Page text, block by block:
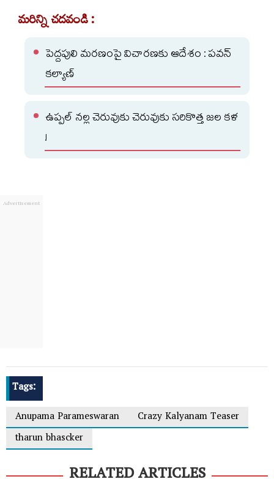
మరిన్ని చదవండి :
పెద్దపులి మరణంపై విచారణకు ఆదేశం : పవన్
కల్యాణ్
ఉప్పల్ నల్ల చెరువుకు చెరువుకు సరికొత్త జల కళ
!
Tags:
Anupama Parameswaran
Crazy Kalyanam Teaser
tharun bhascker